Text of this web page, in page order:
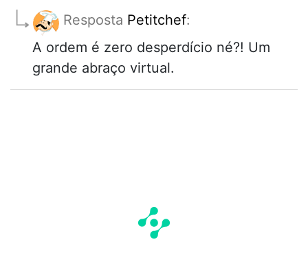
Resposta Petitchef:
A ordem é zero desperdício né?! Um
grande abraço virtual.